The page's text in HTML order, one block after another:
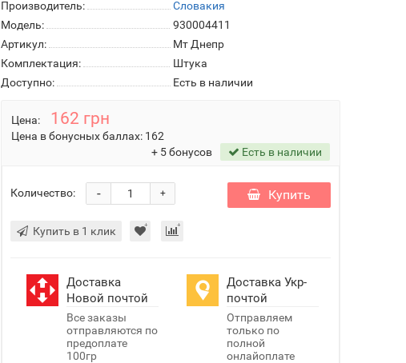
Производитель:
Словакия
Модель:
930004411
Артикул:
Мт Днепр
Комплектация:
Штука
Доступно:
Есть в наличии
Цена: 162 грн
Цена в бонусных баллах: 162
+ 5 бонусов
Есть в наличии
Количество: +
- Купить
Купить в 1 клик
Доставка
Новой почтой
Все заказы
отправляются по
предоплате
100гр
Доставка Укр-
почтой
Отправляем
только по
полной
онлайоплате